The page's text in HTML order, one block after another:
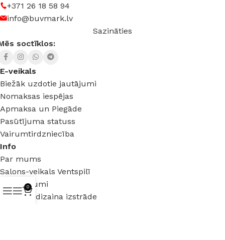
+371 26 18 58 94
info@buvmark.lv
Sazināties
soctīklos:
E-veikals
Biežāk uzdotie jautājumi
Nomaksas iespējas
Apmaksa un Piegāde
Pasūtījuma statuss
Vairumtirdzniecība
Info
Par mums
Salons-veikals Ventspilī
Pakalpojumi
Interjera dizaina izstrāde
0